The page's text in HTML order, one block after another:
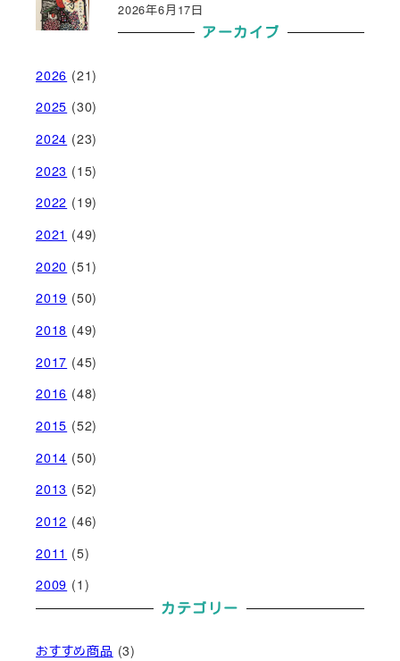
2026年6月17日
アーカイブ
2026 (21)
2025 (30)
2024 (23)
2023 (15)
2022 (19)
2021 (49)
2020 (51)
2019 (50)
2018 (49)
2017 (45)
2016 (48)
2015 (52)
2014 (50)
2013 (52)
2012 (46)
2011 (5)
2009 (1)
カテゴリー
おすすめ商品 (3)